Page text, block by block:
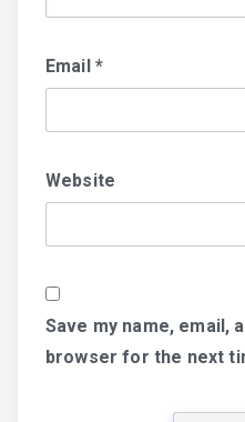
Email *
Website
Save my name, email,
browser for the next